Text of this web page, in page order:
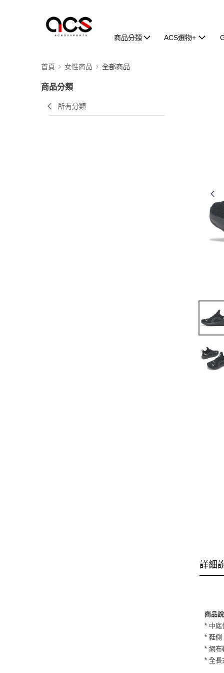
商品分類 ACS選物+
首頁 女性商品 全部商品
商品分類
所有分類
詳細
商品
* 中底
* 鞋側
* 網布
* 全長